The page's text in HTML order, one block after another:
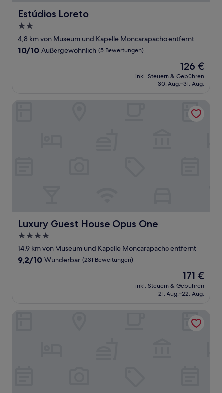
Estúdios Loreto
Estúdios Loreto
2.0-
Sterne-
Unterkunft
4,8 km von Museum und Kapelle Moncarapacho entfernt
10.0
10/10 Außergewöhnlich (5 Bewertungen)
Der
Preis
beträgt
126 €
inkl. Steuern & Gebühren
30. Aug.–31. Aug.
Luxury Guest House Opus One
Luxury Guest House Opus One
4.0-
Sterne-
Unterkunft
14,9 km von Museum und Kapelle Moncarapacho entfernt
9.2
9,2/10 Wunderbar (231 Bewertungen)
Der
Preis
beträgt
171 €
inkl. Steuern & Gebühren
21. Aug.–22. Aug.